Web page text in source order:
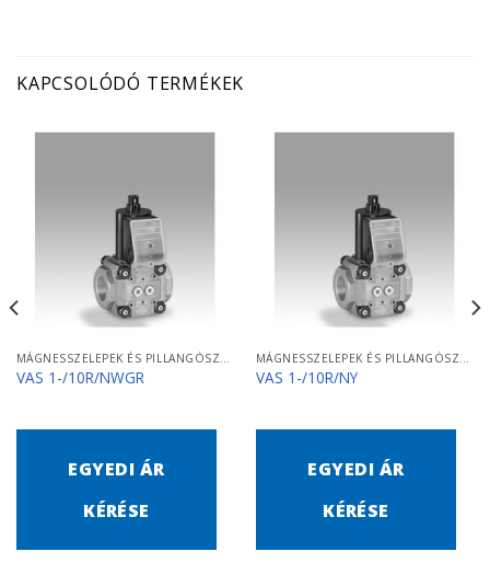
KAPCSOLÓDÓ TERMÉKEK
MÁGNESSZELEPEK ÉS PILLANGÓSZELEPEK
VAS 1-/10R/NWGR
EGYEDI ÁR
KÉRÉSE
MÁGNESSZELEPEK ÉS PILLANGÓSZELEPEK
VAS 1-/10R/NY
EGYEDI ÁR
KÉRÉSE